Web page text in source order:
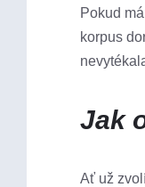
Pokud
korpus
Jak
Ať už